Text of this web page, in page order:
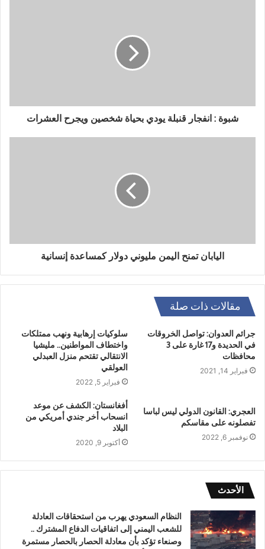
شبوة : انفجار قنبلة يودي بحياة شخصين ويجرح العشرات
اليابان تمنح اليمن مليوني دولار كمساعدة إنسانية
مقالات ذات صلة
جرائم العدوان: تواصل الخروقات
في الحديدة و17 غارة على 3
محافظات
فبراير 14, 2021
سلوكيات إرهابية ونهب ممتلكات
واختطاف المواطنين.. مليشيا
الانتقالي تقتحم منزل العبدلي
العولقي
فبراير 5, 2022
العجري: القانون الدولي ليس لباسا
تفصلونه على مقاسكم
نوفمبر 6, 2022
أفغانستان: الكشف عن موعد
انسحاب أخر جندي أمريكي من
البلاد
أكتوبر 9, 2020
الأحدث
النظام السعودي يهرب من استحقاقات العادلة
للشعب اليمني إلى اتفاقيات الدفاع المشترك ..
وصنعاء تؤكد بأن معادلة الحصار بالحصار مستمرة